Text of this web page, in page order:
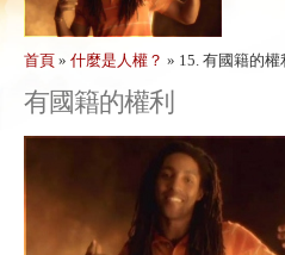
YHRI合作夥伴
表揚與肯定
背書
人權課程
教育人士計畫案
計畫執行
會員與捐款
團體
競賽
人權機構
人權侵害
訂購
聯絡
首頁 » 什麼是人權？ » 15. 有國籍的權
有國籍的權利